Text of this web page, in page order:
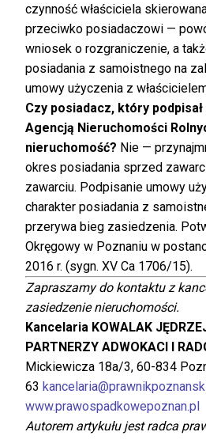
czynność właściciela
przeciwko posiadaczowi —
wniosek o rozgraniczenie, a
posiadania z samoistnego na
umowy użyczenia z
Czy posiadacz, który
Agencją Nieruchomości
nieruchomość? Nie —
okres posiadania sprzed
zawarciu. Podpisanie umowy
charakter posiadania z
przerywa bieg zasiedzenia.
Okręgowy w Poznaniu w
2016 r. (sygn. XV Ca 1706/15).
Zapraszamy do kontaktu z
zasiedzenie nieruchomości.
Kancelaria KOWALAK
PARTNERZY ADWOKACI I
Mickiewicza 18a/3, 60-834
63
www.prawospadkowepoznan.pl
Autorem artykułu jest radca